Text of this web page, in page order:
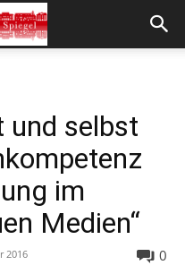
und selbst
im
Medien“
2016 0